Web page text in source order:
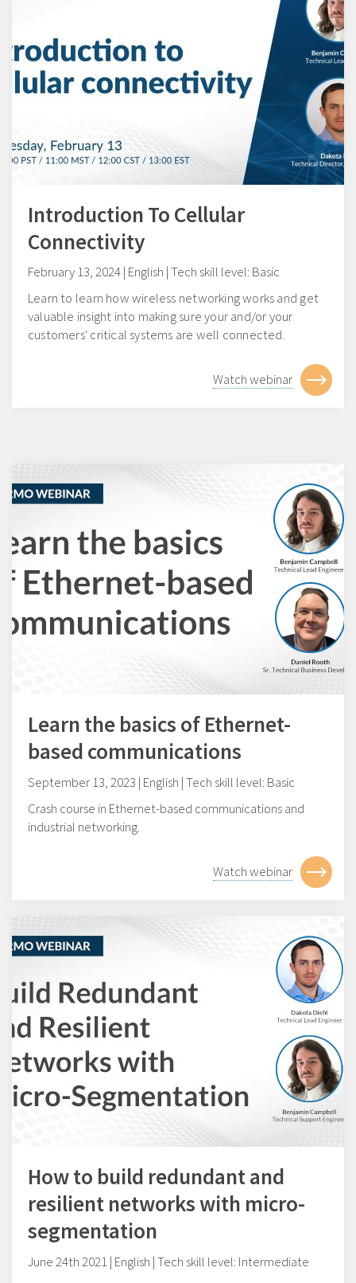
Introduction To Cellular
Connectivity
February 13, 2024 | English | Tech skill level: Basic
Learn to learn how wireless networking works and get
valuable insight into making sure your and/or your
customers' critical systems are well connected.
Watch webinar
Learn the basics of Ethernet-
based communications
September 13, 2023 | English | Tech skill level: Basic
Crash course in Ethernet-based communications and
industrial networking.
Watch webinar
How to build redundant and
resilient networks with micro-
segmentation
June 24th 2021 | English | Tech skill level: Intermediate